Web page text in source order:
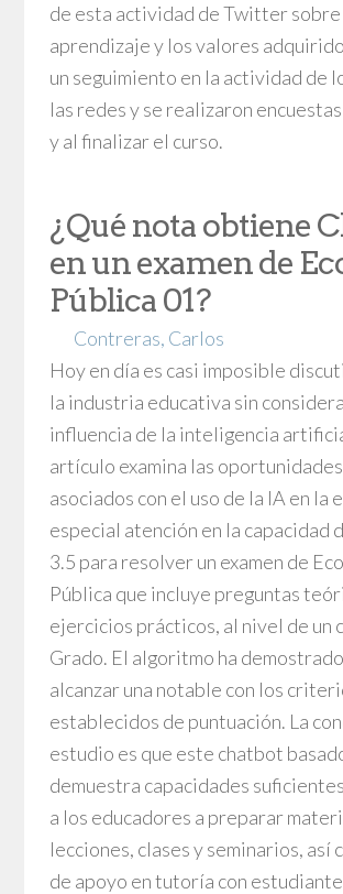
de esta actividad de Twitter sobre
aprendizaje y los valores
un seguimiento en la actividad de
las redes y se realizaron
y al finalizar el curso.
¿Qué nota obtiene
en un examen de
Pública 01?
Contreras, Carlos
Hoy en día es casi imposible
la industria educativa sin
influencia de la inteligencia
artículo examina las
asociados con el uso de la IA en la
especial atención en la capacidad
3.5 para resolver un examen de
Pública que incluye preguntas
ejercicios prácticos, al nivel de un
Grado. El algoritmo ha
alcanzar una notable con los
establecidos de puntuación. La
estudio es que este chatbot
demuestra capacidades
a los educadores a preparar
lecciones, clases y seminarios, así
de apoyo en tutoría con